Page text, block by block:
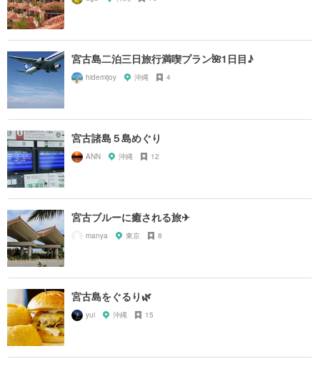
宮古島二泊三日旅行満喫プラン🌺1日目♪
hidemijoy 沖縄 4
宮古諸島５島めぐり
ANN 沖縄 12
宮古ブルーに癒される旅✈︎
manya 東京 8
宮古島をぐるり🌿
yui 沖縄 15